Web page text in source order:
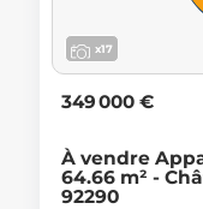
x17
349 000 €
À vendre
64.66 m² -
92290